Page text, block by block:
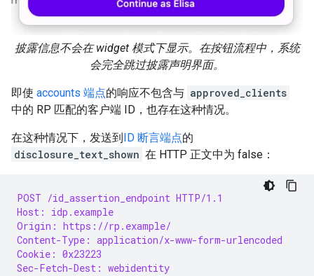
披露信息不会在 widget 模式下显示。在按钮流程中，系统
会完全跳过披露声明界面。
即使 accounts 端点的响应不包含与 approved_clients
中的 RP 匹配的客户端 ID，也存在这种情况。
在这种情况下，发送到ID 断言端点的
disclosure_text_shown 在 HTTP 正文中为 false：
POST /id_assertion_endpoint HTTP/1.1
Host: idp.example
Origin: https://rp.example/
Content-Type: application/x-www-form-urlencoded
Cookie: 0x23223
Sec-Fetch-Dest: webidentity